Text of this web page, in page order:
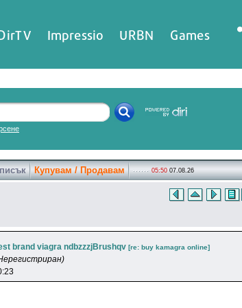
Impressio URBN Games
Купувам / Продавам 05:50 07.08.26
brand viagra ndbzzzjBrushqv [re: buy kamagra online]